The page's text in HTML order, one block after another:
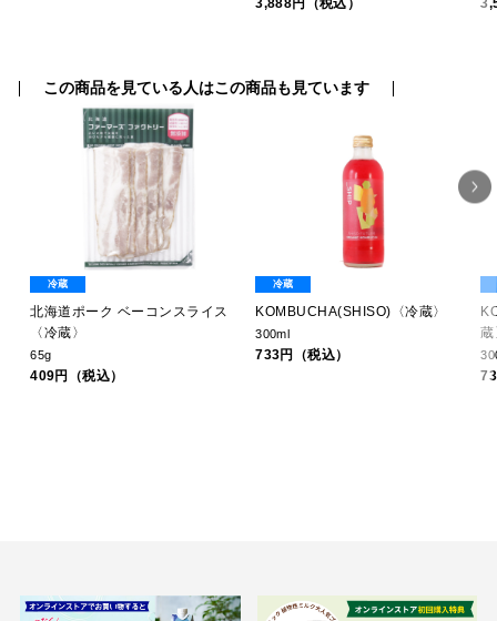
3,888円（税込）
この商品を見ている人はこの商品も見ています
冷蔵
北海道ポーク ベーコンスライス
〈冷蔵〉
65g
409円（税込）
冷蔵
KOMBUCHA(SHISO)〈冷蔵〉
300ml
733円（税込）